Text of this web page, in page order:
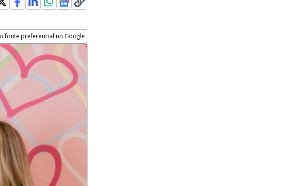
fonte preferencial no Google